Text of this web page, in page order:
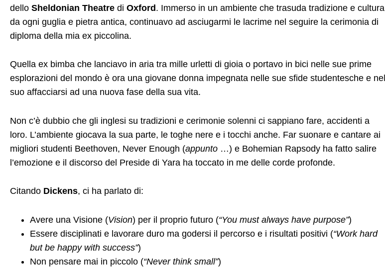
dello Sheldonian Theatre di Oxford . Immerso in un ambiente che trasuda tradizione e cultura
da ogni guglia e pietra antica, continuavo ad asciugarmi le lacrime nel seguire la cerimonia di
diploma della mia ex piccolina.
Quella ex bimba che lanciavo in aria tra mille urletti di gioia o portavo in bici nelle sue prime
esplorazioni del mondo è ora una giovane donna impegnata nelle sue sfide studentesche e nel
suo affacciarsi ad una nuova fase della sua vita.
Non c’è dubbio che gli inglesi su tradizioni e cerimonie solenni ci sappiano fare, accidenti a
loro. L’ambiente giocava la sua parte, le toghe nere e i tocchi anche. Far suonare e cantare ai
migliori studenti Beethoven, Never Enough (appunto …) e Bohemian Rapsody ha fatto salire
l’emozione e il discorso del Preside di Yara ha toccato in me delle corde profonde.
Citando Dickens, ci ha parlato di:
Avere una Visione (Vision) per il proprio futuro (“You must always have purpose”)
Essere disciplinati e lavorare duro ma godersi il percorso e i risultati positivi (“Work hard
but be happy with success”)
Non pensare mai in piccolo (“Never think small”)